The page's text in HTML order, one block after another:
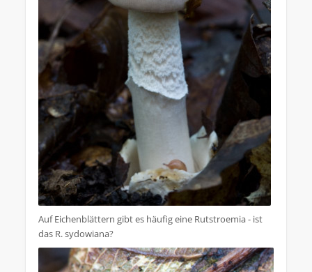
Auf Eichenblättern gibt es häufig eine Rutstroemia - ist
das R. sydowiana?